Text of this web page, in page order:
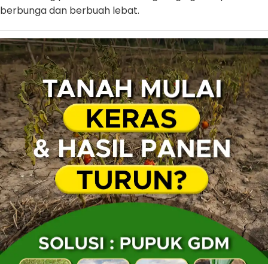
berbunga dan berbuah lebat.